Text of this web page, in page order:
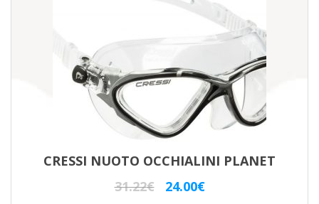
CRESSI NUOTO OCCHIALINI PLANET
31.22€
Il
24.00€Il